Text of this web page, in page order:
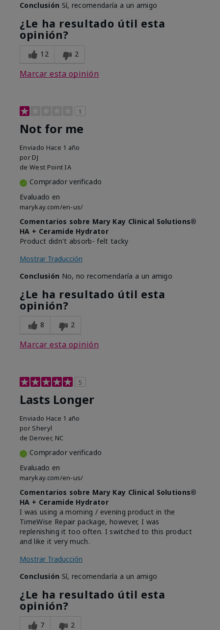
Conclusión Sí, recomendaría a un amigo
¿Le ha resultado útil esta
opinión?
12 2
Marcar esta opinión
1
Not for me
Enviado Hace 1 año
por DJ
de West Point IA
Comprador verificado
Evaluado en
marykay.com/en-us/
Comentarios sobre Mary Kay Clinical Solutions®
HA + Ceramide Hydrator
Product didn't absorb- felt tacky
Mostrar Traducción
Conclusión No, no recomendaría a un amigo
¿Le ha resultado útil esta
opinión?
8 2
Marcar esta opinión
5
Lasts Longer
Enviado Hace 1 año
por Sheryl
de Denver, NC
Comprador verificado
Evaluado en
marykay.com/en-us/
Comentarios sobre Mary Kay Clinical Solutions®
HA + Ceramide Hydrator
I was using a morning / evening product in the
TimeWise Repair package, however, I was
replenishing it too often. I switched to this product
and like it very much.
Mostrar Traducción
Conclusión Sí, recomendaría a un amigo
¿Le ha resultado útil esta
opinión?
7 2